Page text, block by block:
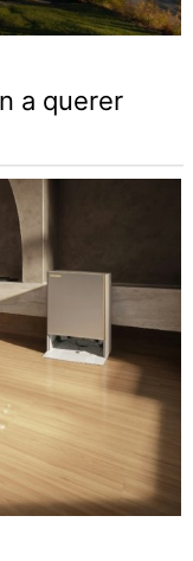
a querer